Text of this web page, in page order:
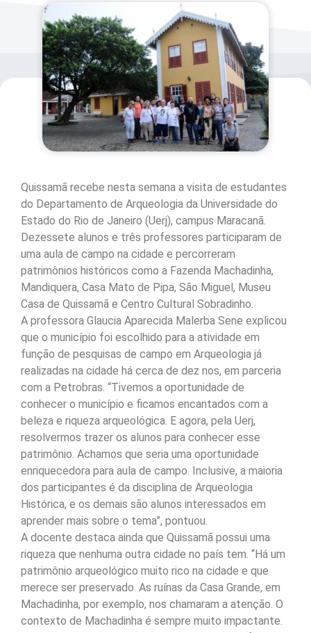
Quissamã recebe nesta semana a visita de estudantes
do Departamento de Arqueologia da Universidade do
Estado do Rio de Janeiro (Uerj), campus Maracanã.
Dezessete alunos e três professores participaram de
uma aula de campo na cidade e percorreram
patrimônios históricos como a Fazenda Machadinha,
Mandiquera, Casa Mato de Pipa, São Miguel, Museu
Casa de Quissamã e Centro Cultural Sobradinho.
A professora Glaucia Aparecida Malerba Sene explicou
que o município foi escolhido para a atividade em
função de pesquisas de campo em Arqueologia já
realizadas na cidade há cerca de dez nos, em parceria
com a Petrobras. “Tivemos a oportunidade de
conhecer o município e ficamos encantados com a
beleza e riqueza arqueológica. E agora, pela Uerj,
resolvermos trazer os alunos para conhecer esse
patrimônio. Achamos que seria uma oportunidade
enriquecedora para aula de campo. Inclusive, a maioria
dos participantes é da disciplina de Arqueologia
Histórica, e os demais são alunos interessados em
aprender mais sobre o tema”, pontuou.
A docente destaca ainda que Quissamã possui uma
riqueza que nenhuma outra cidade no país tem. “Há um
patrimônio arqueológico muito rico na cidade e que
merece ser preservado. As ruínas da Casa Grande, em
Machadinha, por exemplo, nos chamaram a atenção. O
contexto de Machadinha é sempre muito impactante.